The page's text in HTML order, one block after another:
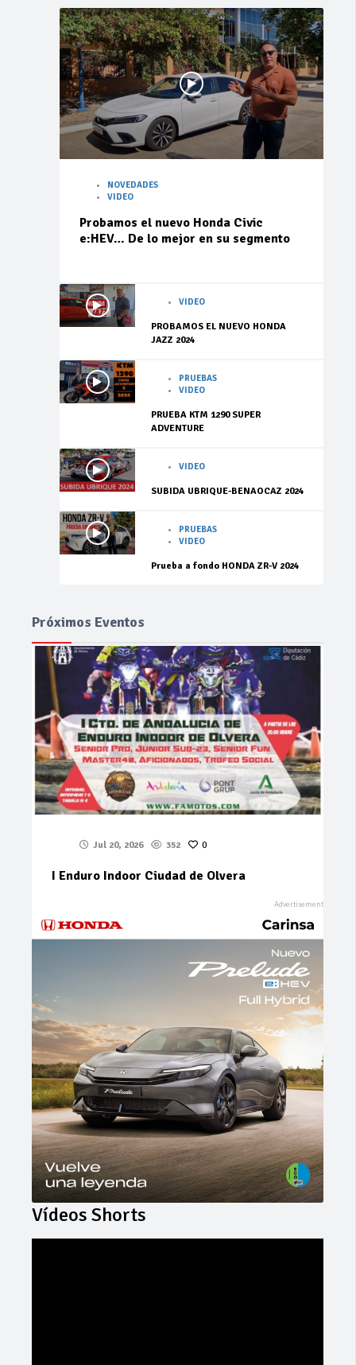
NOVEDADES
VIDEO
Probamos el nuevo Honda Civic
e:HEV… De lo mejor en su segmento
VIDEO
PROBAMOS EL NUEVO HONDA
JAZZ 2024
PRUEBAS
VIDEO
PRUEBA KTM 1290 SUPER
ADVENTURE
VIDEO
SUBIDA UBRIQUE-BENAOCAZ 2024
PRUEBAS
VIDEO
Prueba a fondo HONDA ZR-V 2024
Próximos Eventos
Jul 20, 2026 352 0
I Enduro Indoor Ciudad de Olvera
Vídeos Shorts